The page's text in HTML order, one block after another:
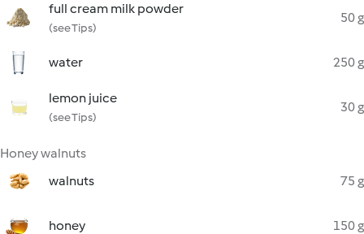
full cream milk powder
(see Tips)
50 g
water 250 g
lemon juice
(see Tips)
30 g
Honey walnuts
walnuts
75 g
honey 150 g